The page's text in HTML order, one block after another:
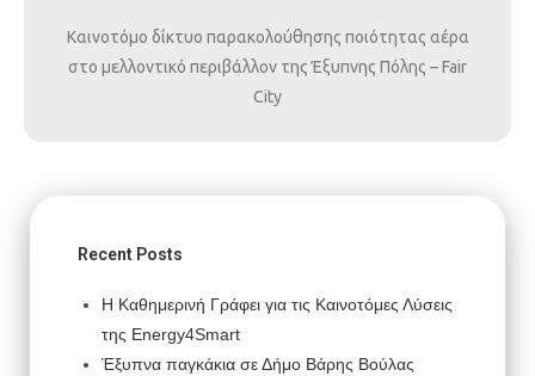
Καινοτόμο δίκτυο παρακολούθησης ποιότητας αέρα
στο μελλοντικό περιβάλλον της Έξυπνης Πόλης – Fair
City
Recent Posts
Η Καθημερινή Γράφει για τις Καινοτόμες Λύσεις
της Energy4Smart
Έξυπνα παγκάκια σε Δήμο Βάρης Βούλας